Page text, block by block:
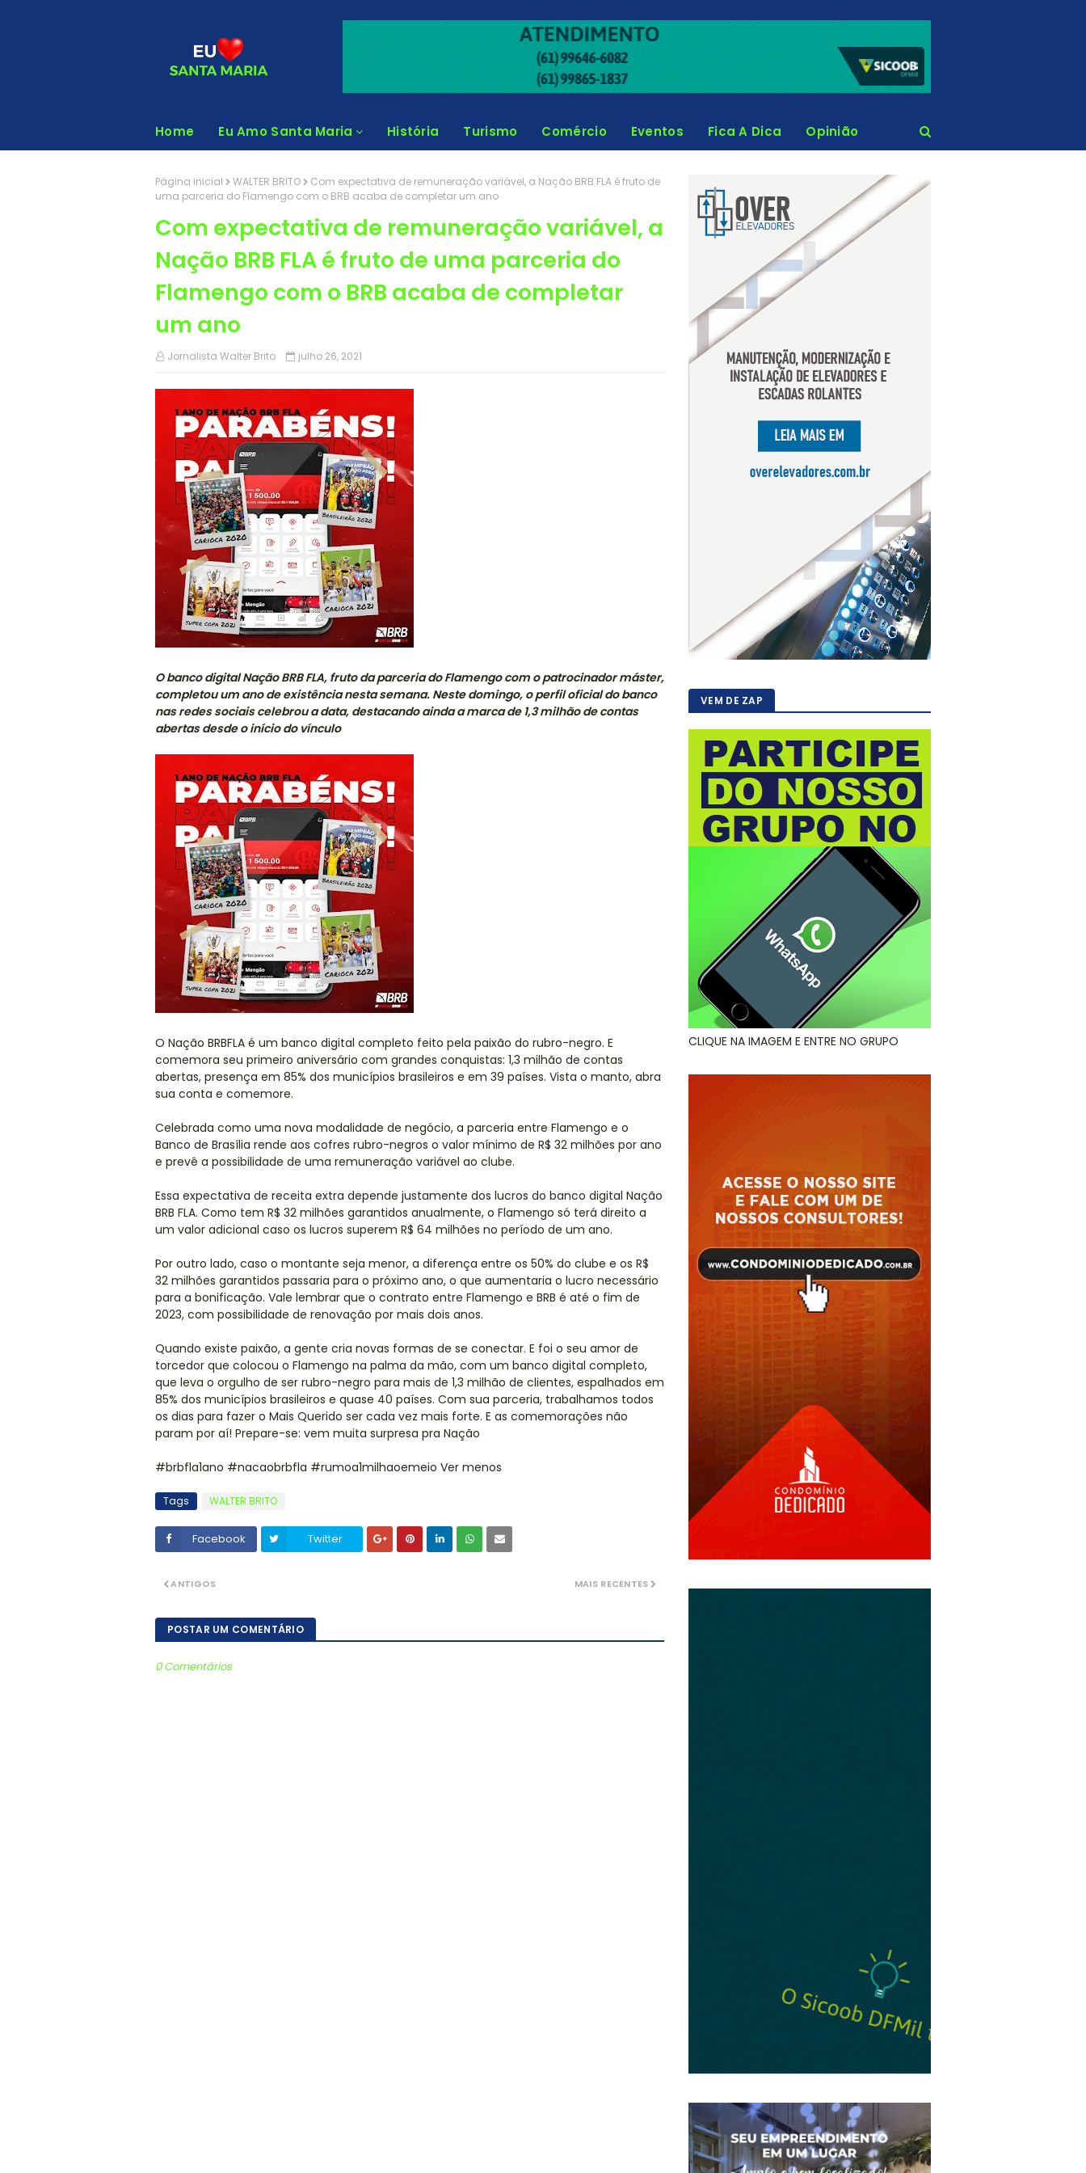
Home Eu Amo Santa Maria História Turismo Comércio Eventos Fica A Dica Opinião
Página inicial WALTER BRITO
Com expectativa de remuneração variável, a Nação BRB FLA é fruto de
uma parceria do Flamengo com o BRB acaba de completar um ano
Com expectativa de remuneração variável, a
Nação BRB FLA é fruto de uma parceria do
Flamengo com o BRB acaba de completar
um ano
Jornalista Walter Brito julho 26, 2021
O banco digital Nação BRB FLA, fruto da parceria do Flamengo com o patrocinador máster,
completou um ano de existência nesta semana. Neste domingo, o perfil oficial do banco
nas redes sociais celebrou a data, destacando ainda a marca de 1,3 milhão de contas
abertas desde o início do vínculo
O Nação BRBFLA é um banco digital completo feito pela paixão do rubro-negro. E
comemora seu primeiro aniversário com grandes conquistas: 1,3 milhão de contas
abertas, presença em 85% dos municípios brasileiros e em 39 países. Vista o manto, abra
sua conta e comemore.
Celebrada como uma nova modalidade de negócio, a parceria entre Flamengo e o
Banco de Brasília rende aos cofres rubro-negros o valor mínimo de R$ 32 milhões por ano
e prevê a possibilidade de uma remuneração variável ao clube.
Essa expectativa de receita extra depende justamente dos lucros do banco digital Nação
BRB FLA. Como tem R$ 32 milhões garantidos anualmente, o Flamengo só terá direito a
um valor adicional caso os lucros superem R$ 64 milhões no período de um ano.
Por outro lado, caso o montante seja menor, a diferença entre os 50% do clube e os R$
32 milhões garantidos passaria para o próximo ano, o que aumentaria o lucro necessário
para a bonificação. Vale lembrar que o contrato entre Flamengo e BRB é até o fim de
2023, com possibilidade de renovação por mais dois anos.
Quando existe paixão, a gente cria novas formas de se conectar. E foi o seu amor de
torcedor que colocou o Flamengo na palma da mão, com um banco digital completo,
que leva o orgulho de ser rubro-negro para mais de 1,3 milhão de clientes, espalhados em
85% dos municípios brasileiros e quase 40 países. Com sua parceria, trabalhamos todos
os dias para fazer o Mais Querido ser cada vez mais forte. E as comemorações não
param por aí! Prepare-se: vem muita surpresa pra Nação
#brbfla1ano #nacaobrbfla #rumoa1milhaoemeio Ver menos
Tags WALTER BRITO
Facebook Twitter
MAIS RECENTES
ANTIGOS
POSTAR UM COMENTÁRIO
0 Comentários
VEM DE ZAP
CLIQUE NA IMAGEM E ENTRE NO GRUPO